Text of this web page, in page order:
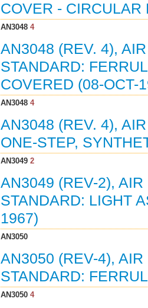
COVER - CIRCULAR
AN30484
AN3048 (REV. 4),
STANDARD:
COVERED (08-OCT-
AN30484
AN3048 (REV. 4),
ONE-STEP,
AN30492
AN3049 (REV-2),
STANDARD: LIGHT
1967)
AN3050
AN3050 (REV-4),
STANDARD:
AN30504